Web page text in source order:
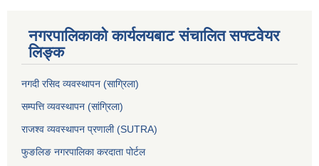
नगरपालिकाको कार्यलयबाट संचालित सफ्टवेयर
लिङ्क
नगदी रसिद व्यवस्थापन (साग्रिला)
सम्पत्ति व्यवस्थापन (सांग्रिला)
राजश्व व्यवस्थापन प्रणाली (SUTRA)
फुङलिङ नगरपालिका करदाता पोर्टल